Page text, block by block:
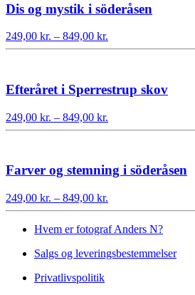
Dis og mystik i söderåsen
249,00 kr. – 849,00 kr.
249,00 kr.
Efteråret i Sperrestrup skov
249,00 kr. – 849,00 kr.
249,00 kr.
Farver og stemning i söderåsen
249,00 kr. – 849,00 kr.
249,00 kr.
til
849,00 kr.
Hvem er fotograf Anders N?
Salgs og leveringsbestemmelser
Privatlivspolitik